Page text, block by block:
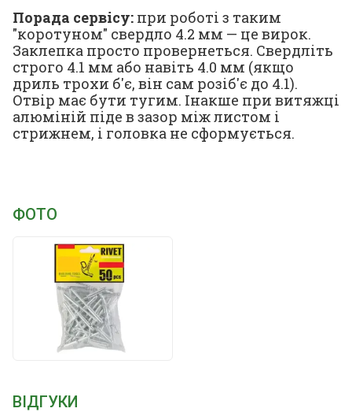
Порада сервісу: при роботі з таким
"коротуном" свердло 4.2 мм — це вирок.
Заклепка просто провернеться. Свердліть
строго 4.1 мм або навіть 4.0 мм (якщо
дриль трохи б'є, він сам розіб'є до 4.1).
Отвір має бути тугим. Інакше при витяжці
алюміній піде в зазор між листом і
стрижнем, і головка не сформується.
ФОТО
ВІДГУКИ